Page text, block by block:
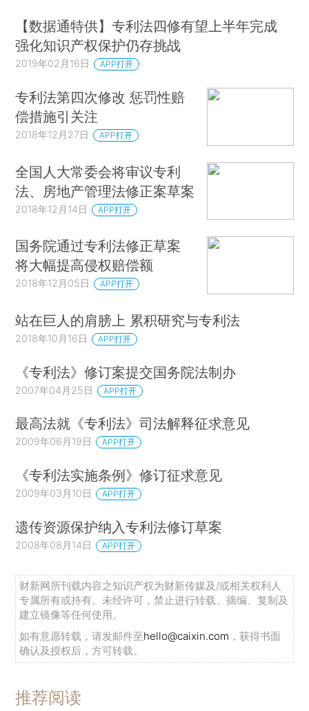
【数据通特供】专利法四修有望上半年完成
强化知识产权保护仍存挑战
2019年02月16日 APP打开
专利法第四次修改 惩罚性赔
偿措施引关注
2018年12月27日 APP打开
全国人大常委会将审议专利
法、房地产管理法修正案草案
2018年12月14日 APP打开
国务院通过专利法修正草案
将大幅提高侵权赔偿额
2018年12月05日 APP打开
站在巨人的肩膀上 累积研究与专利法
2018年10月16日 APP打开
《专利法》修订案提交国务院法制办
2007年04月25日 APP打开
最高法就《专利法》司法解释征求意见
2009年06月19日 APP打开
《专利法实施条例》修订征求意见
2009年03月10日 APP打开
遗传资源保护纳入专利法修订草案
2008年08月14日 APP打开
财新网所刊载内容之知识产权为财新传媒及/或相关权利人
专属所有或持有。未经许可，禁止进行转载、摘编、复制及
建立镜像等任何使用。
如有意愿转载，请发邮件至hello@caixin.com ，获得书面
确认及授权后，方可转载。
推荐阅读